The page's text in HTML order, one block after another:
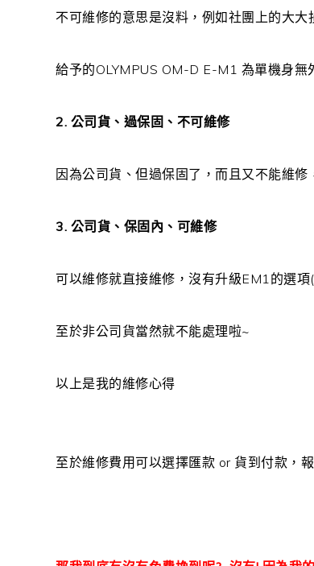
不可維修的意思是沒料，例如社團上的大
給予的OLYMPUS OM-D E-M1 為單機身無
2. 公司貨、過保固、不可維修
因為公司貨、但過保固了，而且又不能維
3. 公司貨、保固內、可維修
可以維修就直接維修，沒有升級EM1的選
至於非公司貨當然就不能處理啦~
以上是我的維修心得
至於維修費用可以選擇匯款 or 貨到付款，